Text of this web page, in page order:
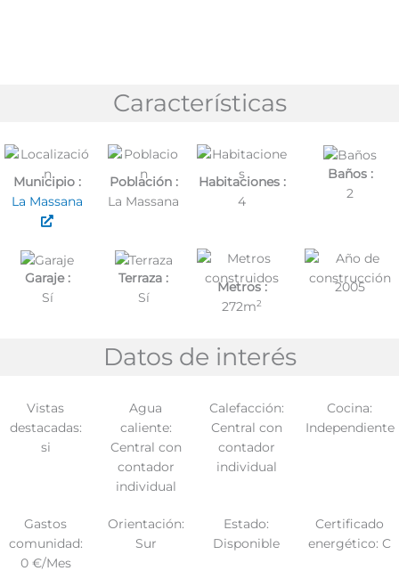
Características
Municipio :
La Massana
Población :
La Massana
Habitaciones :
4
Baños :
2
Garaje :
Sí
Terraza :
Sí
Metros :
272m2
2005
Datos de interés
Vistas
destacadas:
si
Agua
caliente:
Central con
contador
individual
Calefacción:
Central con
contador
individual
Cocina:
Independiente
Gastos
comunidad:
0 €/Mes
Orientación:
Sur
Estado:
Disponible
Certificado
energético: C